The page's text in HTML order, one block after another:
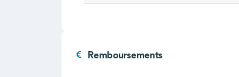
Remboursements